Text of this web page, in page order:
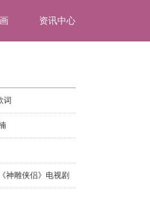
资讯中心
词
神雕侠侣》电视剧